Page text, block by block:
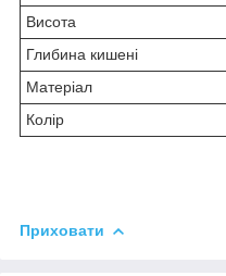
Висота
Глибина кишені
Матеріал
Колір
Приховати